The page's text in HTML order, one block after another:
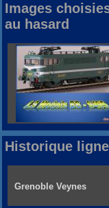
Images
au hasard
Historique
Grenoble Veynes